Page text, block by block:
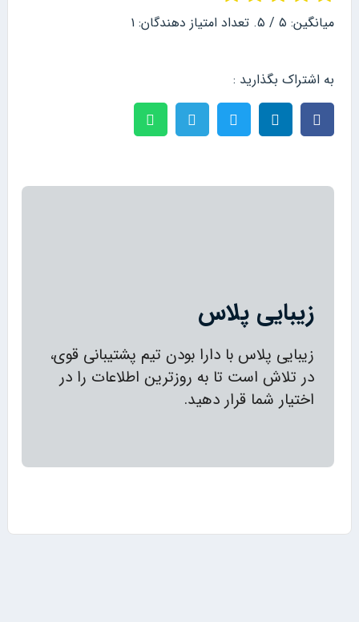
میانگین: ۵ / ۵. تعداد امتیاز دهندگان: ۱
به اشتراک بگذارید :
زیبایی پلاس
زیبایی پلاس با دارا بودن تیم پشتیبانی قوی،
در تلاش است تا به روزترین اطلاعات را در
اختیار شما قرار دهید.